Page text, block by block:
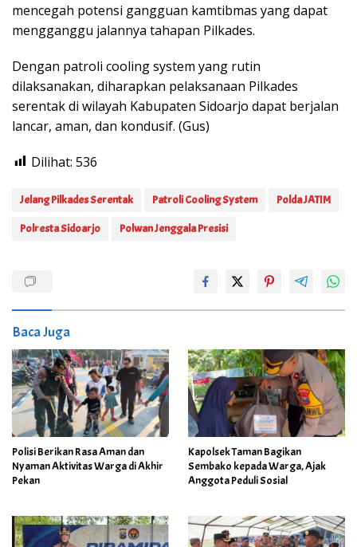
mencegah potensi gangguan kamtibmas yang dapat
mengganggu jalannya tahapan Pilkades.
Dengan patroli cooling system yang rutin
dilaksanakan, diharapkan pelaksanaan Pilkades
serentak di wilayah Kabupaten Sidoarjo dapat berjalan
lancar, aman, dan kondusif. (Gus)
Dilihat: 536
Jelang Pilkades Serentak Patroli Cooling System Polda JATIM
Polresta Sidoarjo Polwan Jenggala Presisi
Baca Juga
Polisi Berikan Rasa Aman dan
Nyaman Aktivitas Warga di Akhir
Pekan
Kapolsek Taman Bagikan
Sembako kepada Warga, Ajak
Anggota Peduli Sosial